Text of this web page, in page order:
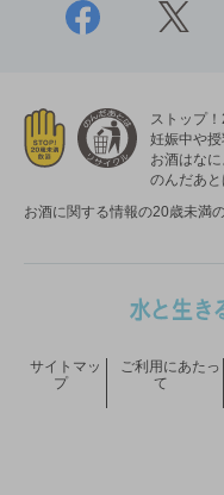
ストップ
妊娠中や授
お酒はなに
のんだあと
お酒に関する情報の20歳未満
サイトマッ
プ
ご利用にあたっ
て